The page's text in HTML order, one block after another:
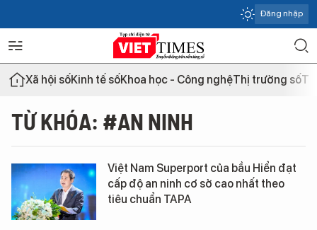
Đăng nhập
Xã hội sốKinh tế sốKhoa học - Công nghệThị trường số
TỪ KHÓA: #AN NINH
Việt Nam Superport của bầu Hiển đạt
cấp độ an ninh cơ sở cao nhất theo
tiêu chuẩn TAPA